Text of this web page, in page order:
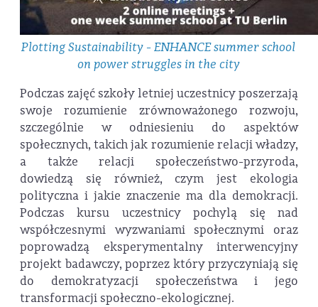
Plotting Sustainability - ENHANCE summer school
on power struggles in the city
Podczas zajęć szkoły letniej uczestnicy poszerzają
swoje rozumienie zrównoważonego rozwoju,
szczególnie w odniesieniu do aspektów
społecznych, takich jak rozumienie relacji władzy,
a także relacji społeczeństwo-przyroda,
dowiedzą się również, czym jest ekologia
polityczna i jakie znaczenie ma dla demokracji.
Podczas kursu uczestnicy pochylą się nad
współczesnymi wyzwaniami społecznymi oraz
poprowadzą eksperymentalny interwencyjny
projekt badawczy, poprzez który przyczyniają się
do demokratyzacji społeczeństwa i jego
transformacji społeczno-ekologicznej.